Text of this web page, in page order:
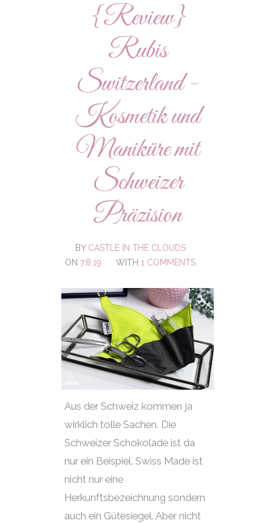
{Review}
Rubis
Switzerland -
Kosmetik und
Maniküre mit
Schweizer
Präzision
BY CASTLE IN THE CLOUDS
ON 7.8.19 WITH 1 COMMENTS
Aus der Schweiz kommen ja
wirklich tolle Sachen. Die
Schweizer Schokolade ist da
nur ein Beispiel. Swiss Made ist
nicht nur eine
Herkunftsbezeichnung sondern
auch ein Gütesiegel. Aber nicht